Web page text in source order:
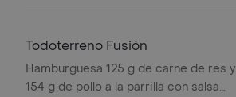
Todoterreno Fusión
Hamburguesa 125 g de carne de res y
154 g de pollo a la parrilla con salsa